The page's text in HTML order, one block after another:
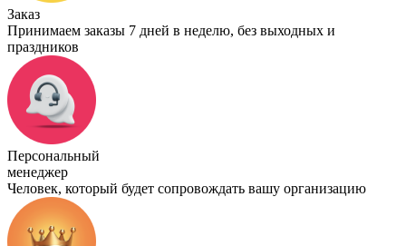
Заказ
Принимаем заказы 7 дней в неделю, без выходных и
праздников
Персональный
менеджер
Человек, который будет сопровождать вашу организацию